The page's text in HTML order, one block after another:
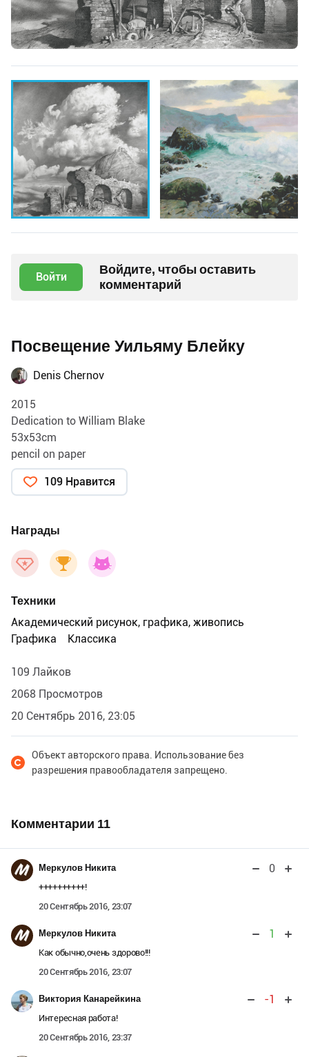
Войти
Войдите, чтобы оставить
комментарий
Посвещение Уильяму Блейку
Denis Chernov
2015
Dedication to William Blake
53x53cm
pencil on paper
109 Нравится
Награды
Техники
Академический рисунок, графика, живопись
Графика
Классика
109 Лайков
2068 Просмотров
20 Сентябрь 2016, 23:05
Объект авторского права. Использование без
разрешения правообладателя запрещено.
Комментарии 11
Меркулов Никита 0
++++++++++!
20 Сентябрь 2016, 23:07
Меркулов Никита 1
Как обычно,очень здорово!!!
20 Сентябрь 2016, 23:07
Виктория Канарейкина -1
Интересная работа!
20 Сентябрь 2016, 23:37